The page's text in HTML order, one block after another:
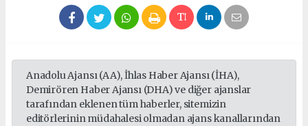
Anadolu Ajansı (AA), İhlas Haber Ajansı (İHA),
Demirören Haber Ajansı (DHA) ve diğer ajanslar
tarafından eklenen tüm haberler, sitemizin
editörlerinin müdahalesi olmadan ajans kanallarından